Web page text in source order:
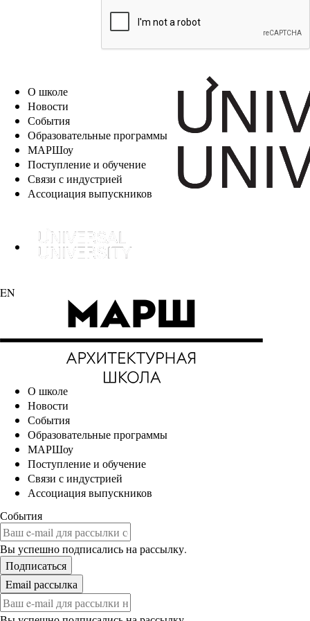
EN
О школе
Новости
События
Образовательные программы
МАРШоу
Поступление и обучение
Связи с индустрией
Ассоциация выпускников
EN
О школе
Новости
События
Образовательные программы
МАРШоу
Поступление и обучение
Связи с индустрией
Ассоциация выпускников
События
Вы успешно подписались на рассылку.